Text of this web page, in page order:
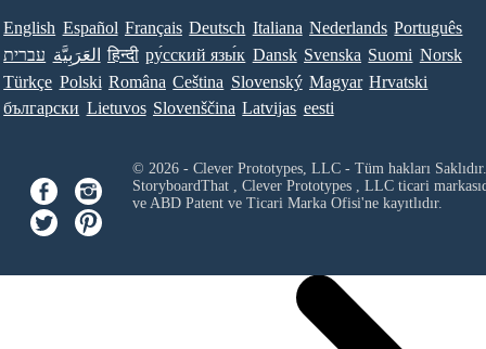
English Español Français Deutsch Italiana Nederlands Português
עברית العَرَبِيَّة हिन्दी ру́сский язы́к Dansk Svenska Suomi Norsk
Türkçe Polski Româna Ceština Slovenský Magyar Hrvatski
български Lietuvos Slovenščina Latvijas eesti
© 2026 - Clever Prototypes, LLC - Tüm hakları Saklıdır.
StoryboardThat , Clever Prototypes , LLCticari
ve ABD Patent ve Ticari Marka Ofisi'ne kayıtlıdır.